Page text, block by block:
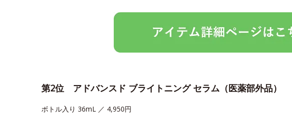
第2位 アドバンスド ブライトニング セラム（医薬部外品）
ボトル入り 36mL ／ 4,950円